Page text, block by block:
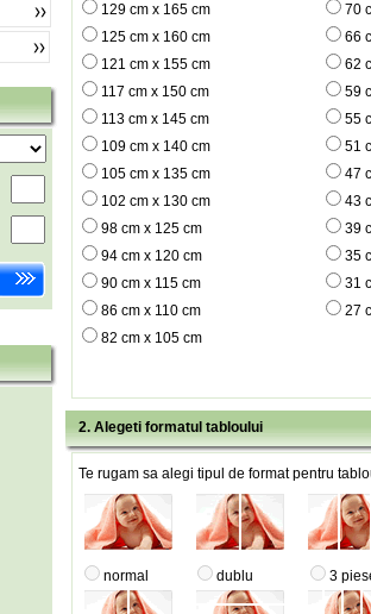
129 cm x 165 cm
70
125 cm x 160 cm
66
121 cm x 155 cm
62
117 cm x 150 cm
59
113 cm x 145 cm
55
109 cm x 140 cm
51
105 cm x 135 cm
47
102 cm x 130 cm
43
98 cm x 125 cm
39
94 cm x 120 cm
35
90 cm x 115 cm
31
86 cm x 110 cm
27
82 cm x 105 cm
2. Alegeti formatul tabloului
Te rugam sa alegi tipul de format pentru
normal dublu 3